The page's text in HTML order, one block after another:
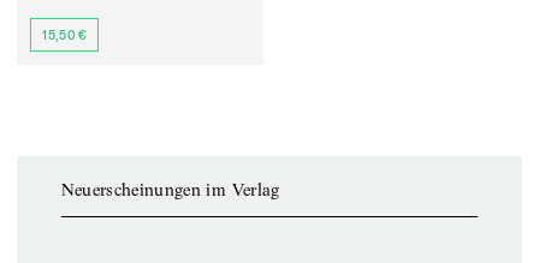
15,50 €
Neuerscheinungen im Verlag